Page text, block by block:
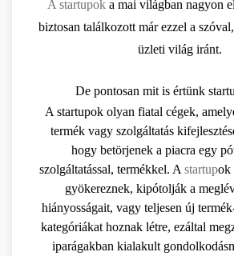
A startupok a mai világban nagyon
biztosan találkozott már ezzel a
üzleti világ iránt.
De pontosan mit is értünk
A startupok olyan fiatal cégek,
termék vagy szolgáltatás
hogy betörjenek a piacra egy
szolgáltatással, termékkel. A startupok
gyökereznek, kipótolják a
hiányosságait, vagy teljesen új
kategóriákat hoznak létre, ezáltal
iparágakban kialakult